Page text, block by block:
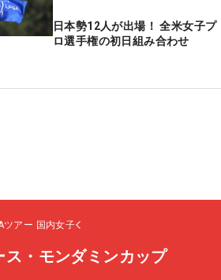
日本勢12人が出場！ 全米女子プ
ロ選手権の初日組み合わせ
ツアー 国内女子
ス・モンダミンカップ